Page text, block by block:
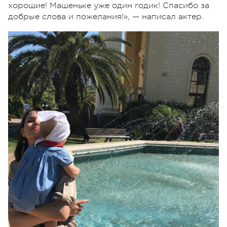
хорошие! Машеньке уже один годик! Спасибо за
добрые слова и пожелания!», — написал актер.